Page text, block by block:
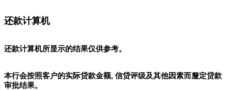
还款计算机
还款计算机所显示的结果仅供参考。
本行会按照客户的实际贷款金额, 信贷评级及其他因素而釐定贷款
审批结果。